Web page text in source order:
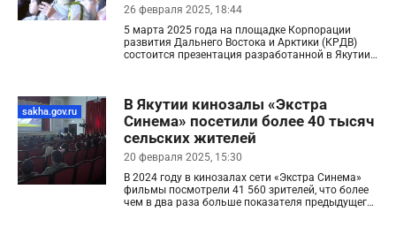
26 февраля 2025, 18:44
5 марта 2025 года на площадке Корпорации
развития Дальнего Востока и Арктики (КРДВ)
состоится презентация разработанной в Якутии
пунктах, обеспечения доступа жителей к
качественному кинопоказу, а также для
поддержки отечественного кино.
sakha.gov.ru
В Якутии кинозалы «Экстра
Синема» посетили более 40 тысяч
сельских жителей
20 февраля 2025, 15:30
В 2024 году в кинозалах сети «Экстра Синема»
фильмы посмотрели 41 560 зрителей, что более
чем в два раза больше показателя предыдущего